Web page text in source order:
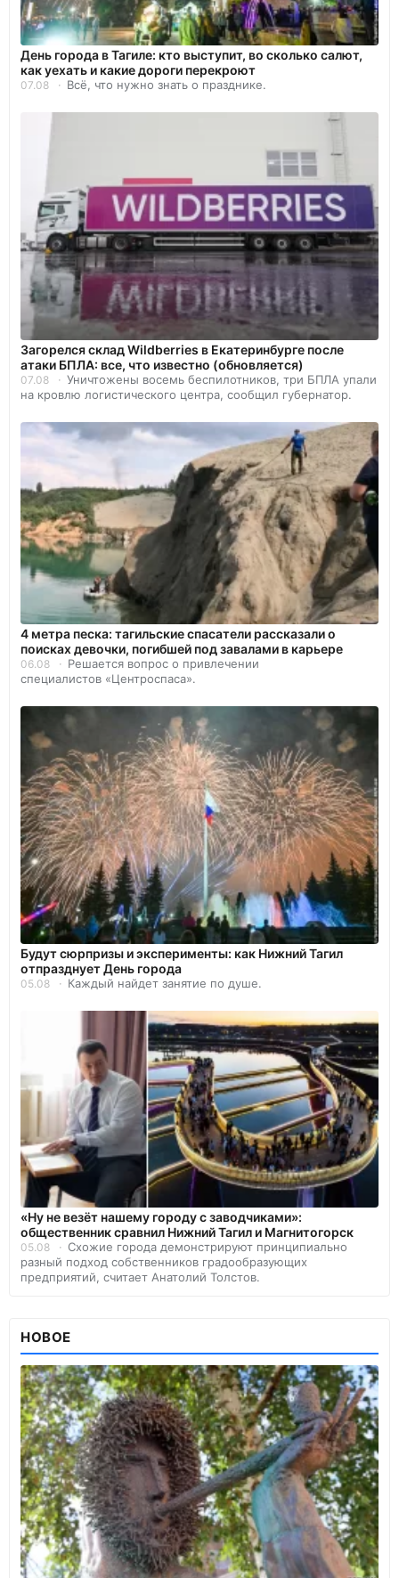
День города в Тагиле: кто выступит, во сколько салют,
как уехать и какие дороги перекроют
07.08 Всё, что нужно знать о празднике.
Загорелся склад Wildberries в Екатеринбурге после
атаки БПЛА: все, что известно (обновляется)
07.08
Уничтожены восемь беспилотников, три БПЛА упали
на кровлю логистического центра, сообщил губернатор.
4 метра песка: тагильские спасатели рассказали о
поисках девочки, погибшей под завалами в карьере
06.08
Решается вопрос о привлечении
специалистов «Центроспаса».
Будут сюрпризы и эксперименты: как Нижний Тагил
отпразднует День города
05.08 Каждый найдет занятие по душе.
«Ну не везёт нашему городу с заводчиками»:
общественник сравнил Нижний Тагил и Магнитогорск
05.08
Схожие города демонстрируют принципиально
разный подход собственников градообразующих
предприятий, считает Анатолий Толстов.
НОВОЕ